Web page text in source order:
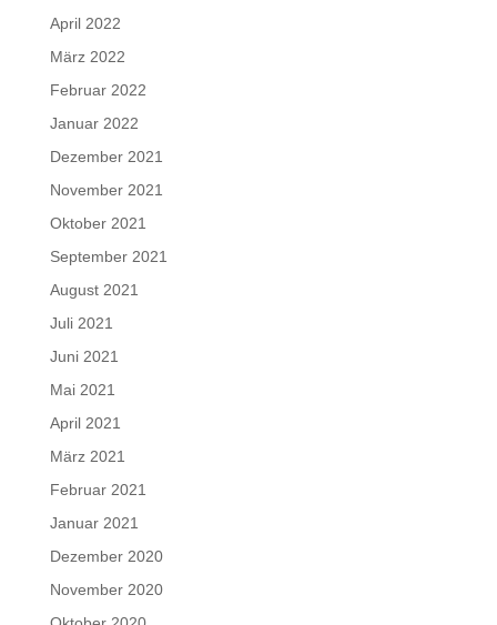
April 2022
März 2022
Februar 2022
Januar 2022
Dezember 2021
November 2021
Oktober 2021
September 2021
August 2021
Juli 2021
Juni 2021
Mai 2021
April 2021
März 2021
Februar 2021
Januar 2021
Dezember 2020
November 2020